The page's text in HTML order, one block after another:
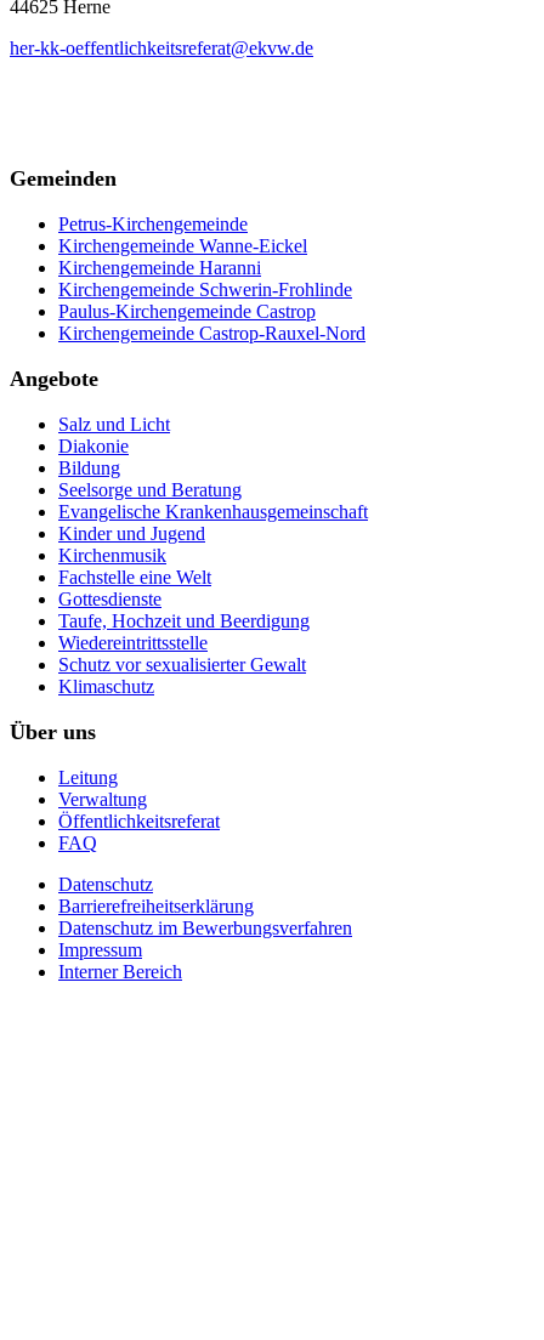
44625 Herne
her-kk-oeffentlichkeitsreferat@ekvw.de
Gemeinden
Petrus-Kirchengemeinde
Kirchengemeinde Wanne-Eickel
Kirchengemeinde Haranni
Kirchengemeinde Schwerin-Frohlinde
Paulus-Kirchengemeinde Castrop
Kirchengemeinde Castrop-Rauxel-Nord
Angebote
Salz und Licht
Diakonie
Bildung
Seelsorge und Beratung
Evangelische Krankenhausgemeinschaft
Kinder und Jugend
Kirchenmusik
Fachstelle eine Welt
Gottesdienste
Taufe, Hochzeit und Beerdigung
Wiedereintrittsstelle
Schutz vor sexualisierter Gewalt
Klimaschutz
Über uns
Leitung
Verwaltung
Öffentlichkeitsreferat
FAQ
Datenschutz
Barrierefreiheitserklärung
Datenschutz im Bewerbungsverfahren
Impressum
Interner Bereich